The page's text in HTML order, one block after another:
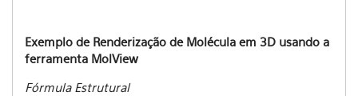
Exemplo de Renderização de Molécula em 3D usando a
ferramenta MolView
Fórmula Estrutural